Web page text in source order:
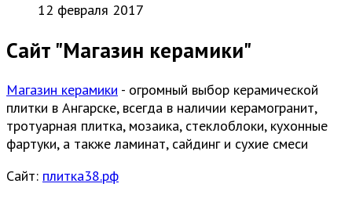
12 февраля 2017
Сайт "Магазин керамики"
Магазин керамики - огромный выбор керамической
плитки в Ангарске, всегда в наличии керамогранит,
тротуарная плитка, мозаика, стеклоблоки, кухонные
фартуки, а также ламинат, сайдинг и сухие смеси
Сайт: плитка38.рф